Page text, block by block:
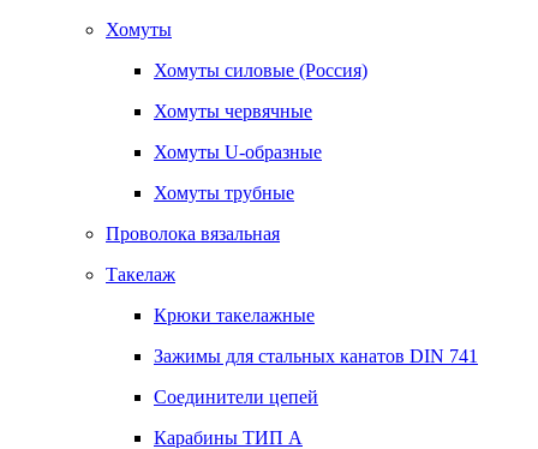
Хомуты
Хомуты силовые (Россия)
Хомуты червячные
Хомуты U-образные
Хомуты трубные
Проволока вязальная
Такелаж
Крюки такелажные
Зажимы для стальных канатов DIN 741
Соединители цепей
Карабины ТИП А